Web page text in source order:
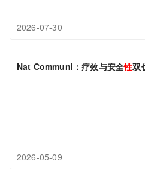
2026-07-30
Nat Communi：疗效与安全性双
2026-05-09